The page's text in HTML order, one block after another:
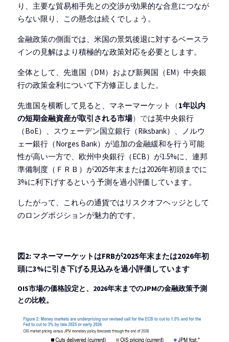
り、主要な貿易相手先との交渉が効果的な合意につなが
らない限り、この懸念は続くでしょう。
金融政策の側面では、米国の景気後退に対するベースラ
インの見解はより積極的な政策対応を必要とします。
全体として、先進国（DM）および新興国（EM）中央銀
行の政策金利について下方修正しました。
先進国を横断して見ると、マネーマーケット （1年以内
の短期金融資産が取引される市場）では英中央銀行
（BoE）、スウェーデン国立銀行（Riksbank）、ノルウ
ェー銀行（Norges Bank）が追加の金融緩和を行う可能
性が高い一方で、欧州中央銀行（ECB）が1.5%に、連邦
準備制度（ＦＲＢ）が2025年末または2026年初頭までに
3%に利下げするという予測を過小評価しています。
したがって、これらの通貨ではリスクオフヘッジとして
のロングポジションが魅力的です。
図2: マネーマーケットはFRBが2025年末または2026年初
頭に3%に引き下げる見込みを過小評価しています
OIS市場の価格設定と、2026年末までのJPMの金融政策予測
との比較。